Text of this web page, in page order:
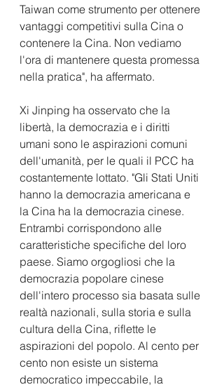
Taiwan come strumento per ottenere
vantaggi competitivi sulla Cina o
contenere la Cina. Non vediamo
l'ora di mantenere questa promessa
nella pratica", ha affermato.
Xi Jinping ha osservato che la
libertà, la democrazia e i diritti
umani sono le aspirazioni comuni
dell'umanità, per le quali il PCC ha
costantemente lottato. "Gli Stati Uniti
hanno la democrazia americana e
la Cina ha la democrazia cinese.
Entrambi corrispondono alle
caratteristiche specifiche del loro
paese. Siamo orgogliosi che la
democrazia popolare cinese
dell'intero processo sia basata sulle
realtà nazionali, sulla storia e sulla
cultura della Cina, riflette le
aspirazioni del popolo. Al cento per
cento non esiste un sistema
democratico impeccabile, la